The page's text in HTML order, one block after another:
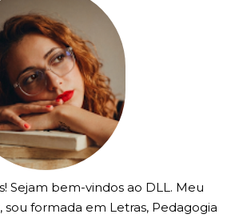
Sejam bem-vindos ao DLL. Meu
sou formada em Letras, Pedagogia